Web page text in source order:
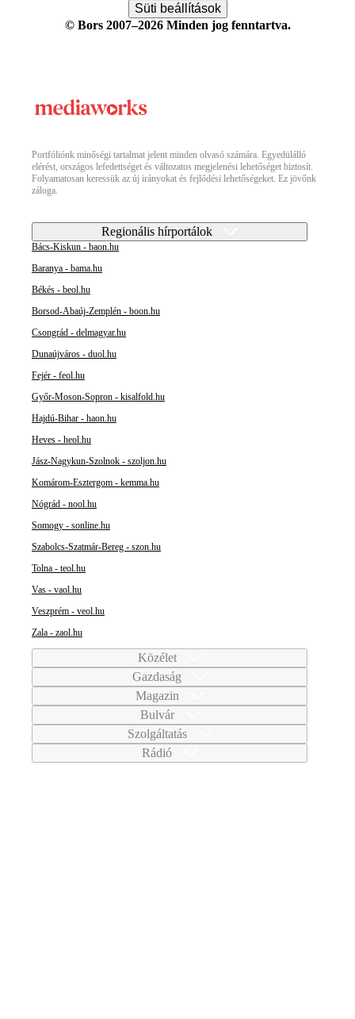
Süti beállítások
© Bors 2007–2026 Minden jog fenntartva.
Portfóliónk minőségi tartalmat jelent minden olvasó számára. Egyedülálló
elérést, országos lefedettséget és változatos megjelenési lehetőséget biztosít.
Folyamatosan keressük az új irányokat és fejlődési lehetőségeket. Ez jövőnk
záloga.
Regionális hírportálok
Bács-Kiskun - baon.hu
Baranya - bama.hu
Békés - beol.hu
Borsod-Abaúj-Zemplén - boon.hu
Csongrád - delmagyar.hu
Dunaújváros - duol.hu
Fejér - feol.hu
Győr-Moson-Sopron - kisalfold.hu
Hajdú-Bihar - haon.hu
Heves - heol.hu
Jász-Nagykun-Szolnok - szoljon.hu
Komárom-Esztergom - kemma.hu
Nógrád - nool.hu
Somogy - sonline.hu
Szabolcs-Szatmár-Bereg - szon.hu
Tolna - teol.hu
Vas - vaol.hu
Veszprém - veol.hu
Zala - zaol.hu
Közélet
Gazdaság
Magazin
Bulvár
Szolgáltatás
Rádió